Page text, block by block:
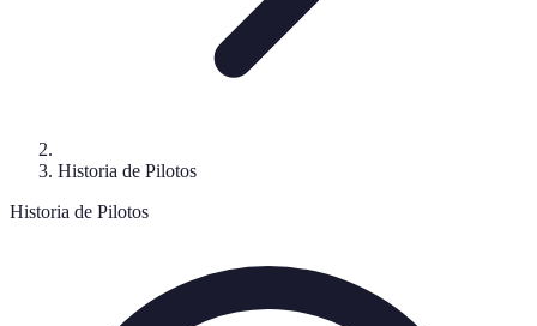
Historia de Pilotos
Historia de Pilotos